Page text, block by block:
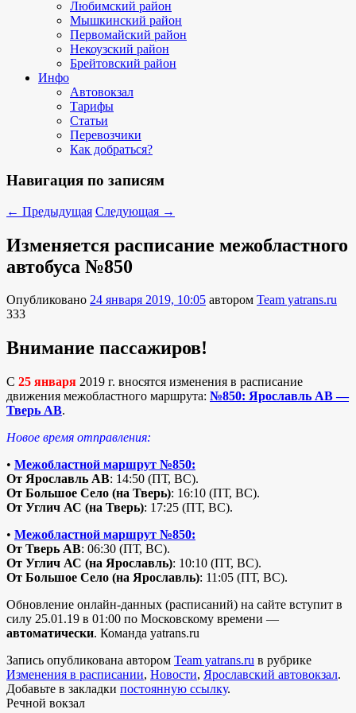
Любимский район
Мышкинский район
Первомайский район
Некоузский район
Брейтовский район
Инфо
Автовокзал
Тарифы
Статьи
Перевозчики
Как добраться?
Навигация по записям
← Предыдущая Следующая →
Изменяется расписание межобластного
автобуса №850
Опубликовано 24 января 2019, 10:05 автором Team yatrans.ru
333
Внимание пассажиров!
C 25 января 2019 г. вносятся изменения в расписание
движения межобластного маршрута: №850: Ярославль АВ —
Тверь АВ.
Новое время отправления:
• Межобластной маршрут №850:
От Ярославль АВ: 14:50 (ПТ, ВС).
От Большое Село (на Тверь): 16:10 (ПТ, ВС).
От Углич АС (на Тверь): 17:25 (ПТ, ВС).
• Межобластной маршрут №850:
От Тверь АВ: 06:30 (ПТ, ВС).
От Углич АС (на Ярославль): 10:10 (ПТ, ВС).
От Большое Село (на Ярославль): 11:05 (ПТ, ВС).
Обновление онлайн-данных (расписаний) на сайте вступит в
силу 25.01.19 в 01:00 по Московскому времени —
автоматически. Команда yatrans.ru
Запись опубликована автором Team yatrans.ru в рубрике
Изменения в расписании, Новости, Ярославский автовокзал.
Добавьте в закладки постоянную ссылку.
Речной вокзал